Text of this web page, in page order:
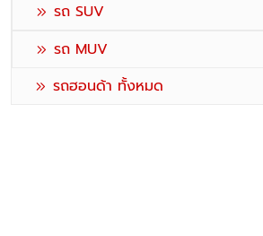
รถ SUV
รถ MUV
รถฮอนด้า ทั้งหมด